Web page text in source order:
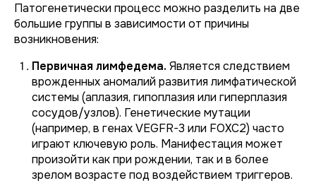
Патогенетически процесс можно разделить на две
большие группы в зависимости от причины
возникновения:
Первичная лимфедема. Является следствием
врожденных аномалий развития лимфатической
системы (аплазия, гипоплазия или гиперплазия
сосудов/узлов). Генетические мутации
(например, в генахVEGFR-3 или FOXC2) часто
играют ключевую роль. Манифестация может
произойти как при рождении, так и в более
зрелом возрасте под воздействием триггеров.